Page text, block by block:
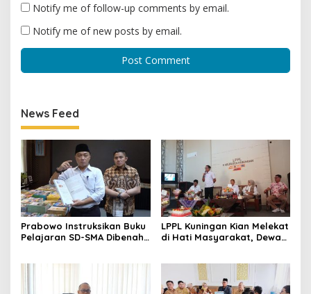
Notify me of follow-up comments by email.
Notify me of new posts by email.
News Feed
Prabowo Instruksikan Buku
Pelajaran SD-SMA Dibenahi,
LPPL Kuningan Kian Melekat
di Hati Masyarakat, Dewas